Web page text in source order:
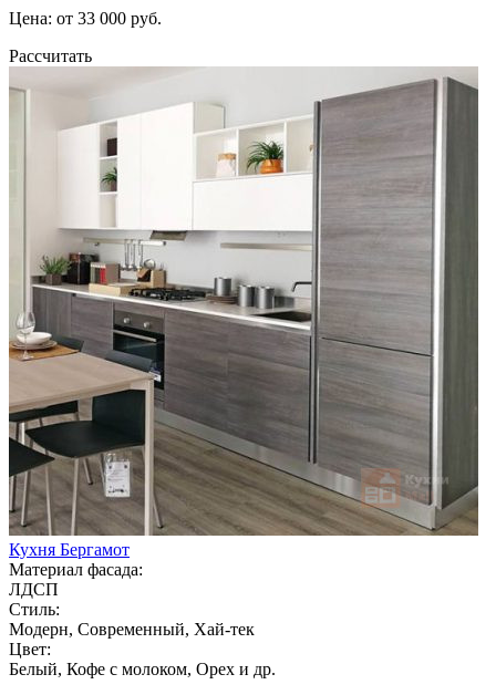
Цена: от 33 000 руб.
Рассчитать
Кухня Бергамот
Материал фасада:
ЛДСП
Стиль:
Модерн, Современный, Хай-тек
Цвет:
Белый, Кофе с молоком, Орех и др.